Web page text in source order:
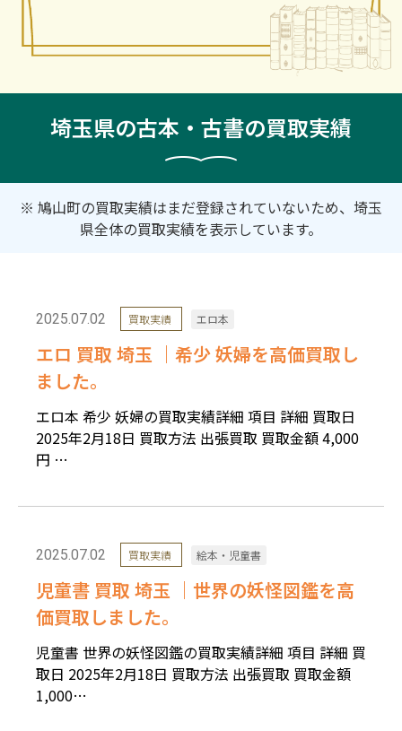
埼玉県の古本・古書の買取実績
※ 鳩山町の買取実績はまだ登録されていないため、埼玉
県全体の買取実績を表示しています。
2025.07.02 買取実績 エロ本
エロ 買取 埼玉 ｜希少 妖婦を高価買取し
ました。
エロ本 希少 妖婦の買取実績詳細 項目 詳細 買取日
2025年2月18日 買取方法 出張買取 買取金額 4,000
円 …
2025.07.02 買取実績 絵本・児童書
児童書 買取 埼玉 ｜世界の妖怪図鑑を高
価買取しました。
児童書 世界の妖怪図鑑の買取実績詳細 項目 詳細 買
取日 2025年2月18日 買取方法 出張買取 買取金額
1,000…